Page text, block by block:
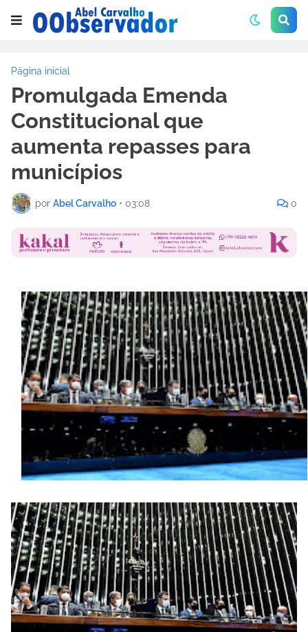
Página inicial
Promulgada Emenda
Constitucional que
aumenta repasses para
municípios
por Abel Carvalho • 03:08 0